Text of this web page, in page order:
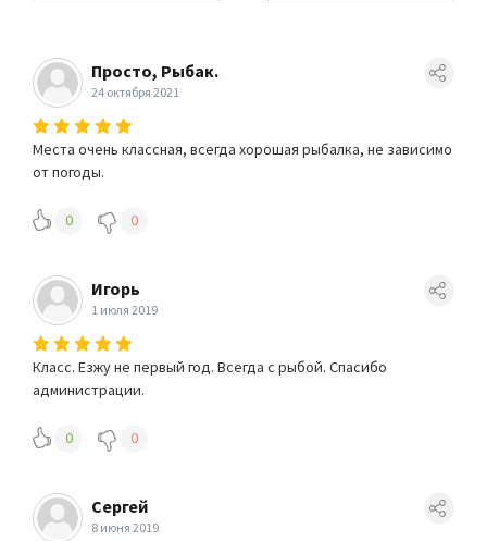
Просто, Рыбак.
24 октября 2021
Места очень классная, всегда хорошая рыбалка, не зависимо
от погоды.
0 0
Игорь
1 июля 2019
Класс. Езжу не первый год. Всегда с рыбой. Спасибо
администрации.
0 0
Сергей
8 июня 2019